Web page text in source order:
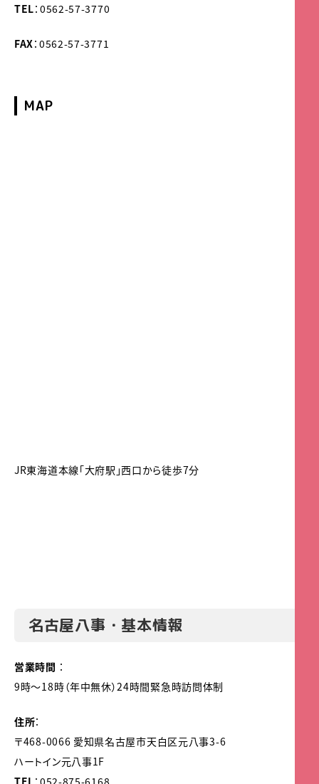
TEL：0562-57-3770
FAX：0562-57-3771
MAP
JR東海道本線「大府駅」西口から徒歩7分
名古屋八事・基本情報
営業時間 ：
9時～18時（年中無休）24時間緊急時訪問体制
住所：
〒468-0066 愛知県名古屋市天白区元八事3-6
ハートイン元八事1F
TEL ：052-875-6168